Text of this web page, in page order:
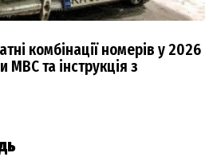
комбінації номерів у 2026
МВС та інструкція з